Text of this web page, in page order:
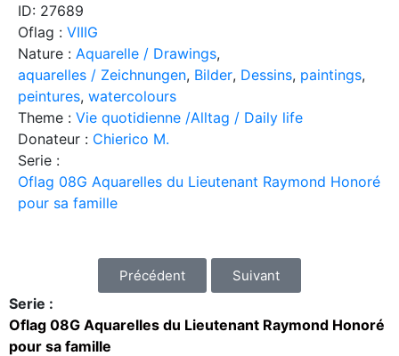
ID: 27689
Oflag : VIIIG
Nature : Aquarelle / Drawings,
aquarelles / Zeichnungen, Bilder, Dessins, paintings,
peintures, watercolours
Theme : Vie quotidienne /Alltag / Daily life
Donateur : Chierico M.
Serie :
Oflag 08G Aquarelles du Lieutenant Raymond Honoré
pour sa famille
Précédent Suivant
Serie :
Oflag 08G Aquarelles du Lieutenant Raymond Honoré
pour sa famille